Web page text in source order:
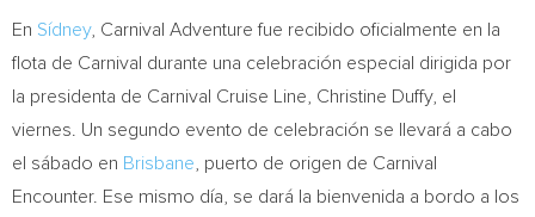
En Sídney, Carnival Adventure fue recibido oficialmente en la
flota de Carnival durante una celebración especial dirigida por
la presidenta de Carnival Cruise Line, Christine Duffy, el
viernes. Un segundo evento de celebración se llevará a cabo
el sábado en Brisbane , puerto de origen de Carnival
Encounter. Ese mismo día, se dará la bienvenida a bordo a los